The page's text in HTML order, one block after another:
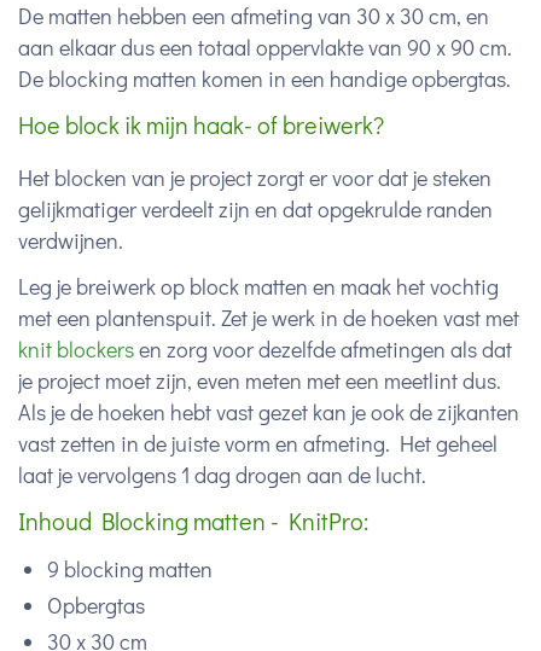
De matten hebben een afmeting van 30 x 30 cm, en
aan elkaar dus een totaal oppervlakte van 90 x 90 cm.
De blocking matten komen in een handige opbergtas.
Hoe block ik mijn haak- of breiwerk?
Het blocken van je project zorgt er voor dat je steken
gelijkmatiger verdeelt zijn en dat opgekrulde randen
verdwijnen.
Leg je breiwerk op block matten en maak het vochtig
met een plantenspuit. Zet je werk in de hoeken vast met
knit blockersen zorg voor dezelfde afmetingen als dat
je project moet zijn, even meten met een meetlint dus.
Als je de hoeken hebt vast gezet kan je ook de zijkanten
vast zetten in de juiste vorm en afmeting. Het geheel
laat je vervolgens 1 dag drogen aan de lucht.
Inhoud Blocking matten - KnitPro:
9 blocking matten
Opbergtas
30 x 30 cm